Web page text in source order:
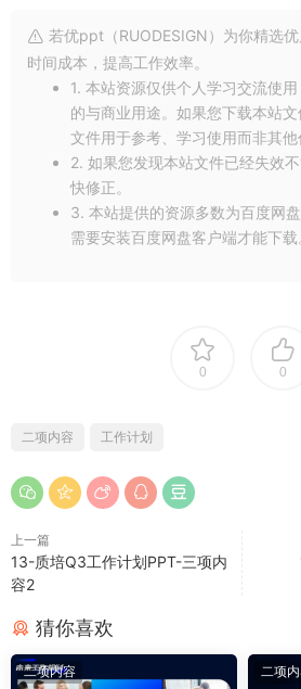
若优ppt（RUODESIGN）为你精选
时间成本，提高工作效率。
1. 本站资源仅供个人学习交流使
的与商业用途。如果您下载本站
文件用于参考、学习使用而非其他
2. 如果您发现本站文件已经失效
快修正。
3. 本站提供的资源多数为百度网
需要安装百度网盘客户端才能下载
0 0
二项内容 工作计划
上一篇
13-质培Q3工作计划PPT-三项内
容2
猜你喜欢
二项内容 二项